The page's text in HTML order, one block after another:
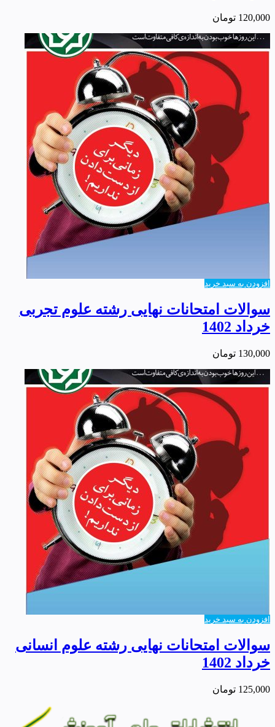
120,000 تومان
افزودن به سبد خرید
سوالات امتحانات نهایی رشته علوم تجربی
خرداد 1402
130,000 تومان
افزودن به سبد خرید
سوالات امتحانات نهایی رشته علوم انسانی
خرداد 1402
125,000 تومان